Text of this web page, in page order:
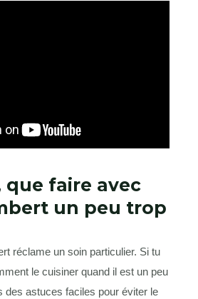
que faire avec
un peu trop
réclame un soin particulier. Si tu
le cuisiner quand il est un peu
des astuces faciles pour éviter le